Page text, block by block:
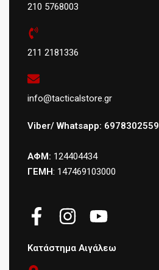
210 5768003
211 2181336
info@tacticalstore.gr
Viber/ Whatsapp: 6978302559
ΑΦΜ: 124404434
ΓΕΜΗ: 147469103000
Κατάστημα Αιγάλεω